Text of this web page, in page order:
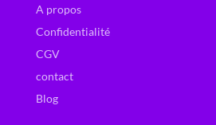
A propos
Confidentialité
CGV
contact
Blog